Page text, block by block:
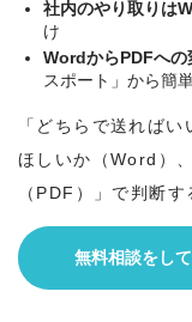
社内のやり取りは
け
WordからPDFへの
スポート」から簡
「どちらで送れば
ほしいか（Word）
（PDF）」で判断
無料相談をし